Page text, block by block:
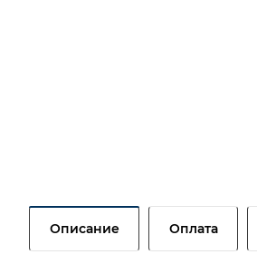
Описание Оплата